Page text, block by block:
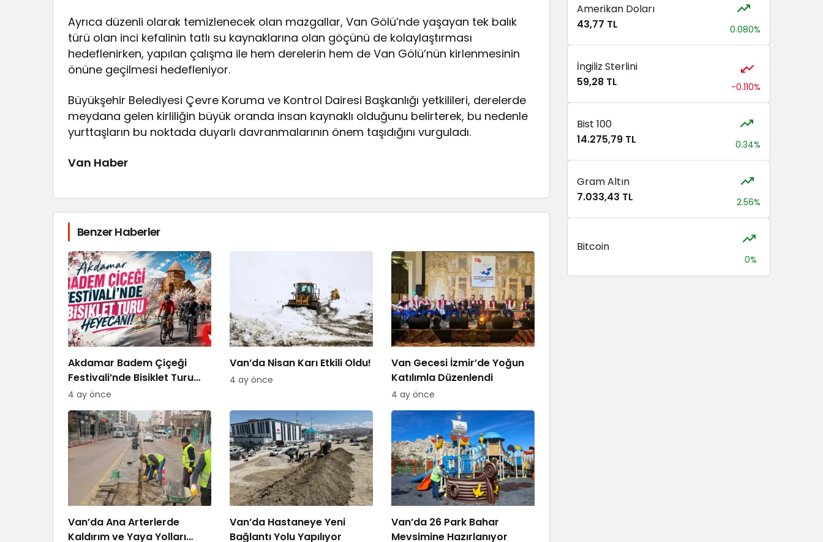
Ayrıca düzenli olarak temizlenecek olan mazgallar, Van Gölü’nde yaşayan tek balık
türü olan inci kefalinin tatlı su kaynaklarına olan göçünü de kolaylaştırması
hedeflenirken, yapılan çalışma ile hem derelerin hem de Van Gölü’nün kirlenmesinin
önüne geçilmesi hedefleniyor.
Büyükşehir Belediyesi Çevre Koruma ve Kontrol Dairesi Başkanlığı yetkilileri, derelerde
meydana gelen kirliliğin büyük oranda insan kaynaklı olduğunu belirterek, bu nedenle
yurttaşların bu noktada duyarlı davranmalarının önem taşıdığını vurguladı.
Van Haber
Benzer Haberler
Akdamar Badem Çiçeği
Festivali’nde Bisiklet Turu
Heyecanı
4 ay önce
Van’da Nisan Karı Etkili Oldu!
4 ay önce
Van Gecesi İzmir’de Yoğun
Katılımla Düzenlendi
4 ay önce
Van’da Ana Arterlerde
Kaldırım ve Yaya Yolları
Van’da Hastaneye Yeni
Bağlantı Yolu Yapılıyor
Van’da 26 Park Bahar
Mevsimine Hazırlanıyor
Amerikan Doları
43,77 TL
0.080%
İngiliz Sterlini
59,28 TL
-0.110%
Bist 100
14.275,79 TL
0.34%
Gram Altın
7.033,43 TL
2.56%
Bitcoin
0%